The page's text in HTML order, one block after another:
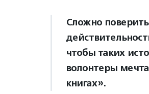
Сложно
чтобы таких
волонтеры
книгах».